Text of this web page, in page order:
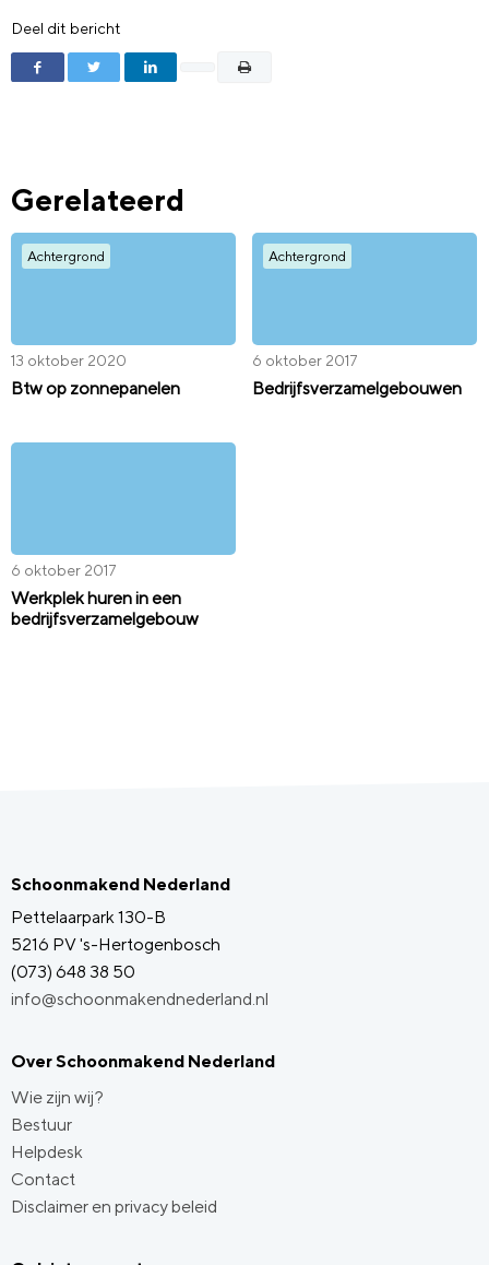
Deel dit bericht
Gerelateerd
Achtergrond
13 oktober 2020
Btw op zonnepanelen
Achtergrond
6 oktober 2017
Bedrijfsverzamelgebouwen
6 oktober 2017
Werkplek huren in een
bedrijfsverzamelgebouw
Schoonmakend Nederland
Pettelaarpark 130-B
5216 PV 's-Hertogenbosch
(073) 648 38 50
info@schoonmakendnederland.nl
Over Schoonmakend Nederland
Wie zijn wij?
Bestuur
Helpdesk
Contact
Disclaimer en privacy beleid